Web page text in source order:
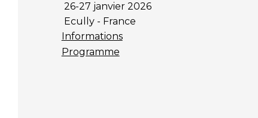
26-27 janvier 2026
Ecully - France
Informations
Programme